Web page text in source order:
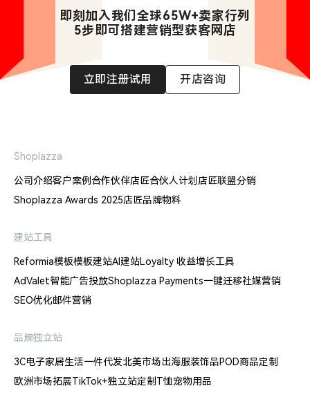
即刻加入我们全球65W+卖家行列
5步即可搭建营销型获客网店
立即注册试用 开店咨询
Shoplazza
公司介绍客户案例 合作伙伴店匠合伙人计划 店匠联盟分销
Shoplazza Awards 2025店匠品牌物料
建站工具
Reformia模板模板建站AI建站Loyalty 收益增长工具
AdValet智能广告投放Shoplazza Payments一键迁移社媒营销
SEO优化邮件营销
品牌独立站
3C电子家居生活一件代发北美市场出海服装饰品POD商品定制
欧洲市场拓展TikTok+独立站定制T恤宠物用品